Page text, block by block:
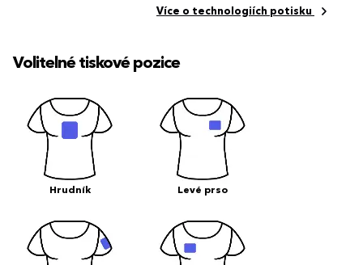
Více o technologiích potisku
Volitelné tiskové pozice
Hrudník Levé prso